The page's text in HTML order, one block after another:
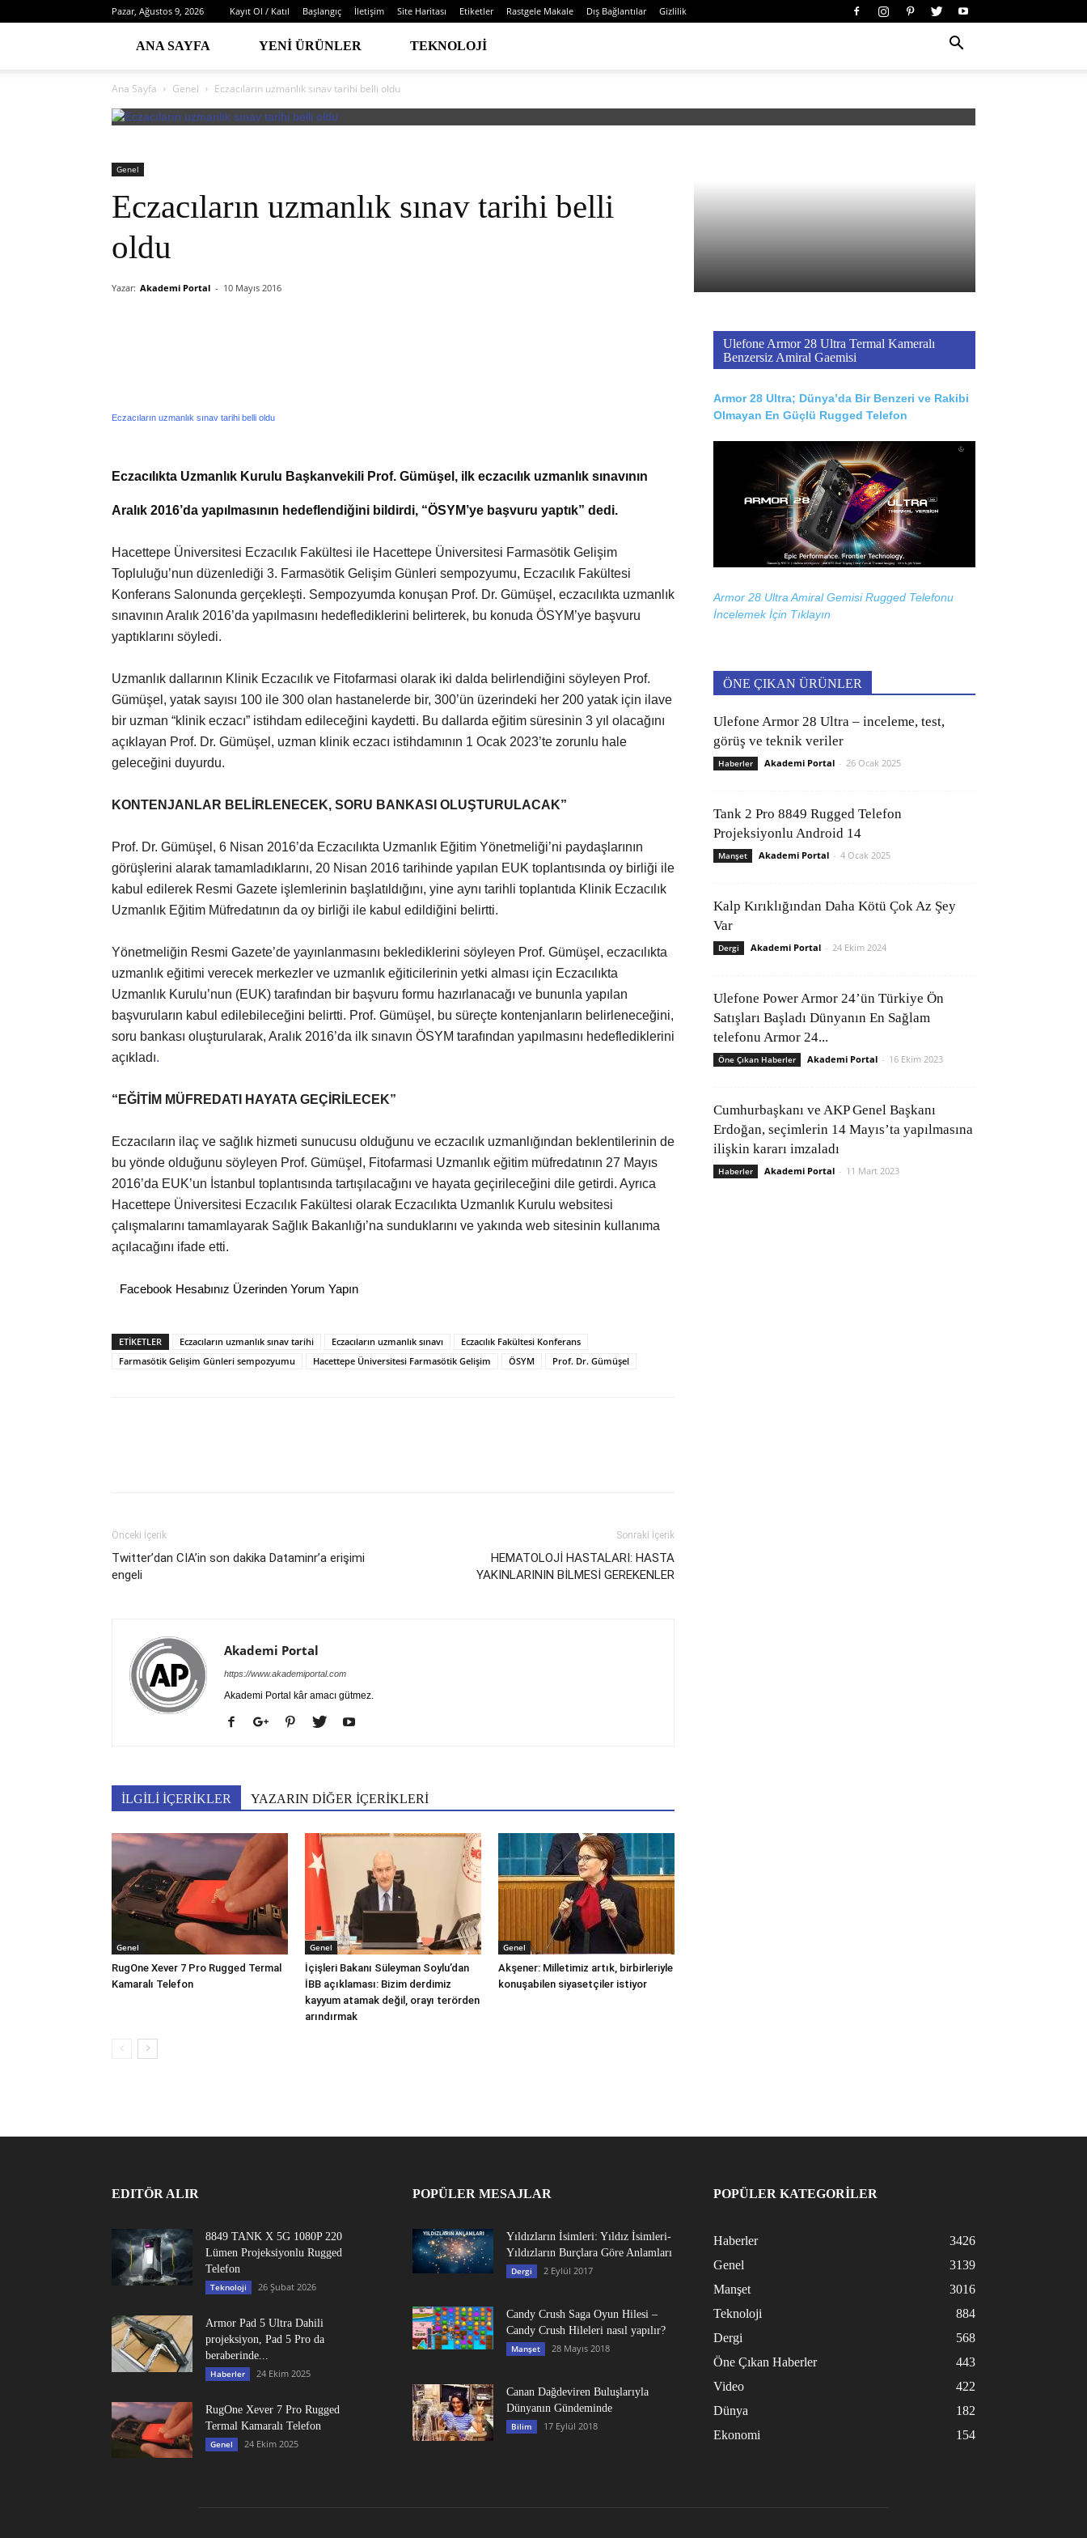
Pazar, Ağustos 9, 2026 Kayıt Ol / Katıl Başlangıç İletişim Site Haritası Etiketler Rastgele Makale Dış Bağlantılar Gizlilik
ANA SAYFA YENI ÜRÜNLER TEKNOLOJI
Ana Sayfa Genel Eczacıların uzmanlık sınav tarihi belli oldu
Genel
Eczacıların uzmanlık sınav tarihi belli
oldu
Yazar: Akademi Portal - 10 Mayıs 2016
Eczacıların uzmanlık sınav tarihi belli oldu
Eczacılıkta Uzmanlık Kurulu Başkanvekili Prof. Gümüşel, ilk eczacılık uzmanlık sınavının
Aralık 2016’da yapılmasının hedeflendiğini bildirdi, “ÖSYM’ye başvuru yaptık” dedi.
Hacettepe Üniversitesi Eczacılık Fakültesi ile Hacettepe Üniversitesi Farmasötik Gelişim
Topluluğu’nun düzenlediği 3. Farmasötik Gelişim Günleri sempozyumu, Eczacılık Fakültesi
Konferans Salonunda gerçekleşti. Sempozyumda konuşan Prof. Dr. Gümüşel, eczacılıkta uzmanlık
sınavının Aralık 2016’da yapılmasını hedeflediklerini belirterek, bu konuda ÖSYM’ye başvuru
yaptıklarını söyledi.
Uzmanlık dallarının Klinik Eczacılık ve Fitofarmasi olarak iki dalda belirlendiğini söyleyen Prof.
Gümüşel, yatak sayısı 100 ile 300 olan hastanelerde bir, 300’ün üzerindeki her 200 yatak için ilave
bir uzman “klinik eczacı” istihdam edileceğini kaydetti. Bu dallarda eğitim süresinin 3 yıl olacağını
açıklayan Prof. Dr. Gümüşel, uzman klinik eczacı istihdamının 1 Ocak 2023’te zorunlu hale
geleceğini duyurdu.
KONTENJANLAR BELİRLENECEK, SORU BANKASI OLUŞTURULACAK”
Prof. Dr. Gümüşel, 6 Nisan 2016’da Eczacılıkta Uzmanlık Eğitim Yönetmeliği’ni paydaşlarının
görüşlerini alarak tamamladıklarını, 20 Nisan 2016 tarihinde yapılan EUK toplantısında oy birliği ile
kabul edilerek Resmi Gazete işlemlerinin başlatıldığını, yine aynı tarihli toplantıda Klinik Eczacılık
Uzmanlık Eğitim Müfredatının da oy birliği ile kabul edildiğini belirtti.
Yönetmeliğin Resmi Gazete’de yayınlanmasını beklediklerini söyleyen Prof. Gümüşel, eczacılıkta
uzmanlık eğitimi verecek merkezler ve uzmanlık eğiticilerinin yetki alması için Eczacılıkta
Uzmanlık Kurulu’nun (EUK) tarafından bir başvuru formu hazırlanacağı ve bununla yapılan
başvuruların kabul edilebileceğini belirtti. Prof. Gümüşel, bu süreçte kontenjanların belirleneceğini,
soru bankası oluşturularak, Aralık 2016’da ilk sınavın ÖSYM tarafından yapılmasını hedeflediklerini
açıkladı.
“EĞİTİM MÜFREDATI HAYATA GEÇİRİLECEK”
Eczacıların ilaç ve sağlık hizmeti sunucusu olduğunu ve eczacılık uzmanlığından beklentilerinin de
bu yönde olduğunu söyleyen Prof. Gümüşel, Fitofarmasi Uzmanlık eğitim müfredatının 27 Mayıs
2016’da EUK’un İstanbul toplantısında tartışılacağını ve hayata geçirileceğini dile getirdi. Ayrıca
Hacettepe Üniversitesi Eczacılık Fakültesi olarak Eczacılıkta Uzmanlık Kurulu websitesi
çalışmalarını tamamlayarak Sağlık Bakanlığı’na sunduklarını ve yakında web sitesinin kullanıma
açılacağını ifade etti.
Facebook Hesabınız Üzerinden Yorum Yapın
ETİKETLER Eczacıların uzmanlık sınav tarihi Eczacıların uzmanlık sınavı
Eczacılık Fakültesi Konferans
Farmasötik Gelişim Günleri sempozyumu
Hacettepe Üniversitesi Farmasötik Gelişim ÖSYM Prof. Dr. Gümüşel
Önceki İçerik
Twitter’dan CIA’in son dakika Dataminr’a erişimi
engeli
Sonraki İçerik
HEMATOLOJİ HASTALARI: HASTA
YAKINLARININ BİLMESİ GEREKENLER
Akademi Portal
https://www.akademiportal.com
Akademi Portal kâr amacı gütmez.
İLGİLİ İÇERİKLER YAZARIN DİĞER İÇERİKLERİ
Genel
RugOne Xever 7 Pro Rugged Termal
Kamaralı Telefon
Genel
İçişleri Bakanı Süleyman Soylu’dan
İBB açıklaması: Bizim derdimiz
kayyum atamak değil, orayı terörden
arındırmak
Genel
Akşener: Milletimiz artık, birbirleriyle
konuşabilen siyasetçiler istiyor
Ulefone Armor 28 Ultra Termal Kameralı
Benzersiz Amiral Gaemisi
Armor 28 Ultra; Dünya’da Bir Benzeri ve Rakibi
Olmayan En Güçlü Rugged Telefon
Armor 28 Ultra Amiral Gemisi Rugged Telefonu
İncelemek İçin Tıklayın
ÖNE ÇIKAN ÜRÜNLER
Ulefone Armor 28 Ultra – inceleme, test,
görüş ve teknik veriler
Haberler Akademi Portal - 26 Ocak 2025
Tank 2 Pro 8849 Rugged Telefon
Projeksiyonlu Android 14
Manşet Akademi Portal - 4 Ocak 2025
Kalp Kırıklığından Daha Kötü Çok Az Şey
Var
Dergi Akademi Portal - 24 Ekim 2024
Ulefone Power Armor 24’ün Türkiye Ön
Satışları Başladı Dünyanın En Sağlam
telefonu Armor 24...
Öne Çıkan Haberler Akademi Portal - 16 Ekim 2023
Cumhurbaşkanı ve AKP Genel Başkanı
Erdoğan, seçimlerin 14 Mayıs’ta yapılmasına
ilişkin kararı imzaladı
Haberler Akademi Portal - 11 Mart 2023
EDITÖR ALIR
8849 TANK X 5G 1080P 220
Lümen Projeksiyonlu Rugged
Telefon
Teknoloji 26 Şubat 2026
Armor Pad 5 Ultra Dahili
projeksiyon, Pad 5 Pro da
beraberinde...
Haberler 24 Ekim 2025
RugOne Xever 7 Pro Rugged
Termal Kamaralı Telefon
Genel 24 Ekim 2025
POPÜLER MESAJLAR
Yıldızların İsimleri: Yıldız İsimleri-
Yıldızların Burçlara Göre Anlamları
Dergi 2 Eylül 2017
Candy Crush Saga Oyun Hilesi –
Candy Crush Hileleri nasıl yapılır?
Manşet 28 Mayıs 2018
Canan Dağdeviren Buluşlarıyla
Dünyanın Gündeminde
Bilim 17 Eylül 2018
POPÜLER KATEGORİLER
Haberler
3426
Genel
3139
Manşet
3016
Teknoloji
884
Dergi
568
Öne Çıkan Haberler
443
Video
422
Dünya
182
Ekonomi
154